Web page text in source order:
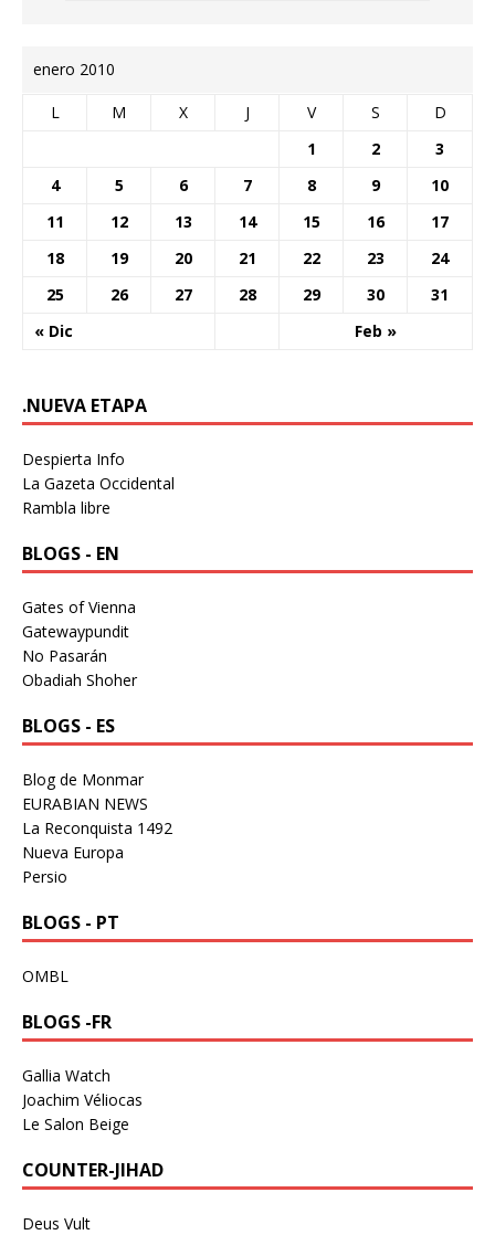
enero 2010
L M X J V S D
« Dic Feb »
1 2
3
4
5 6 7 8 9
10
11
12 13 14 15 16
17
18
19 20 21 22 23
24
25
26 27 28 29 30 31
.NUEVA ETAPA
Despierta Info
La Gazeta Occidental
Rambla libre
BLOGS - EN
Gates of Vienna
Gatewaypundit
No Pasarán
Obadiah Shoher
BLOGS - ES
Blog de Monmar
EURABIAN NEWS
La Reconquista 1492
Nueva Europa
Persio
BLOGS - PT
OMBL
BLOGS -FR
Gallia Watch
Joachim Véliocas
Le Salon Beige
COUNTER-JIHAD
Deus Vult